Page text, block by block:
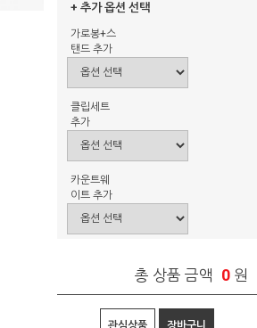
+ 추가 옵션 선택
가로봉+스
탠드 추가
클립세트
추가
카운트웨
이트 추가
총 상품 금액 0 원
관심상품 장바구니